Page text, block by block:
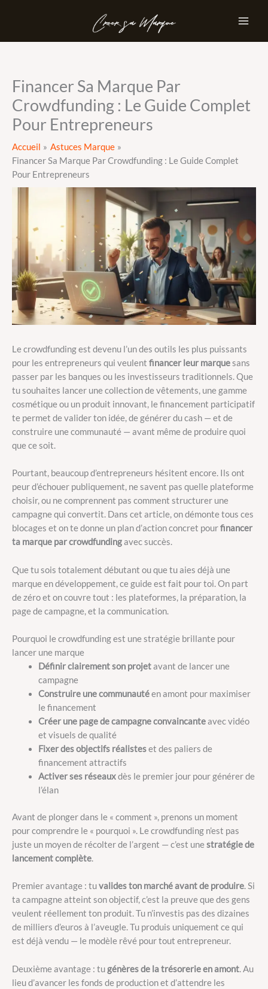
Financer Sa Marque Par
Crowdfunding : Le Guide Complet
Pour Entrepreneurs
Accueil
Astuces Marque
Financer Sa Marque Par Crowdfunding : Le Guide Complet
Pour Entrepreneurs
Le crowdfunding est devenu l’un des outils les plus puissants
pour les entrepreneurs qui veulent financer leur marquesans
passer par les banques ou les investisseurs traditionnels. Que
tu souhaites lancer une collection de vêtements, une gamme
cosmétique ou un produit innovant, le financement participatif
te permet de valider ton idée, de générer du cash — et de
construire une communauté — avant même de produire quoi
que ce soit.
Pourtant, beaucoup d’entrepreneurs hésitent encore. Ils ont
peur d’échouer publiquement, ne savent pas quelle plateforme
choisir, ou ne comprennent pas comment structurer une
campagne qui convertit. Dans cet article, on démonte tous ces
blocages et on te donne un plan d’action concret pourfinancer
ta marque par crowdfundingavec succès.
Que tu sois totalement débutant ou que tu aies déjà une
marque en développement, ce guide est fait pour toi. On part
de zéro et on couvre tout : les plateformes, la préparation, la
page de campagne, et la communication.
Pourquoi le crowdfunding est une stratégie brillante pour
lancer une marque
Définir clairement son projetavant de lancer une
campagne
Construire une communautéen amont pour maximiser
le financement
Créer une page de campagne convaincanteavec vidéo
et visuels de qualité
Fixer des objectifs réalisteset des paliers de
financement attractifs
Activer ses réseauxdès le premier jour pour générer de
l’élan
Avant de plonger dans le « comment », prenons un moment
pour comprendre le « pourquoi ». Le crowdfunding n’est pas
juste un moyen de récolter de l’argent — c’est unestratégie de
lancement complète.
Premier avantage : tuvalides ton marché avant de produire. Si
ta campagne atteint son objectif, c’est la preuve que des gens
veulent réellement ton produit. Tu n’investis pas des dizaines
de milliers d’euros à l’aveugle. Tu produis uniquement ce qui
est déjà vendu — le modèle rêvé pour tout entrepreneur.
Deuxième avantage : tu génères de la trésorerie en amont. Au
lieu d’avancer les fonds de production et d’attendre les